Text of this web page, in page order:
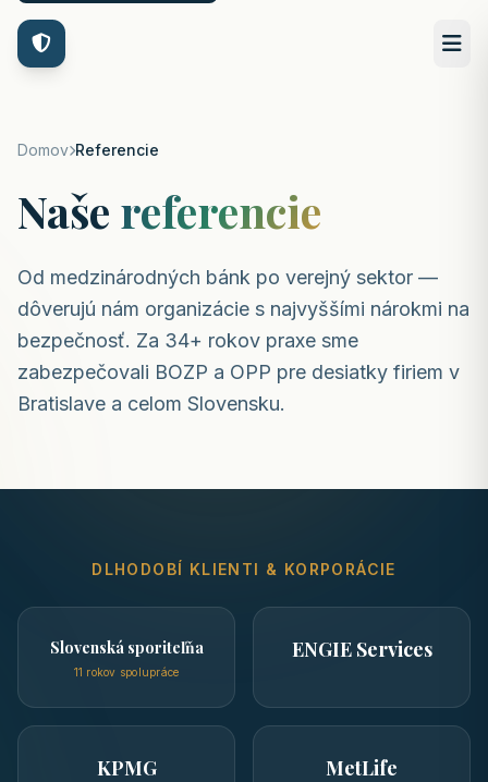
Domov Referencie
Naše referencie
Od medzinárodných bánk po verejný sektor —
dôverujú nám organizácie s najvyššími nárokmi na
bezpečnosť. Za 34+ rokov praxe sme
zabezpečovali BOZP a OPP pre desiatky firiem v
Bratislave a celom Slovensku.
DLHODOBÍ KLIENTI & KORPORÁCIE
Slovenská sporiteľňa
11 rokov spolupráce
ENGIE Services
KPMG MetLife